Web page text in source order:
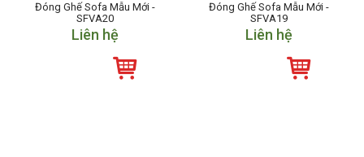
Đóng Ghế Sofa Mẫu Mới -
SFVA20
Liên hệ
Đóng Ghế Sofa Mẫu Mới -
SFVA19
Liên hệ